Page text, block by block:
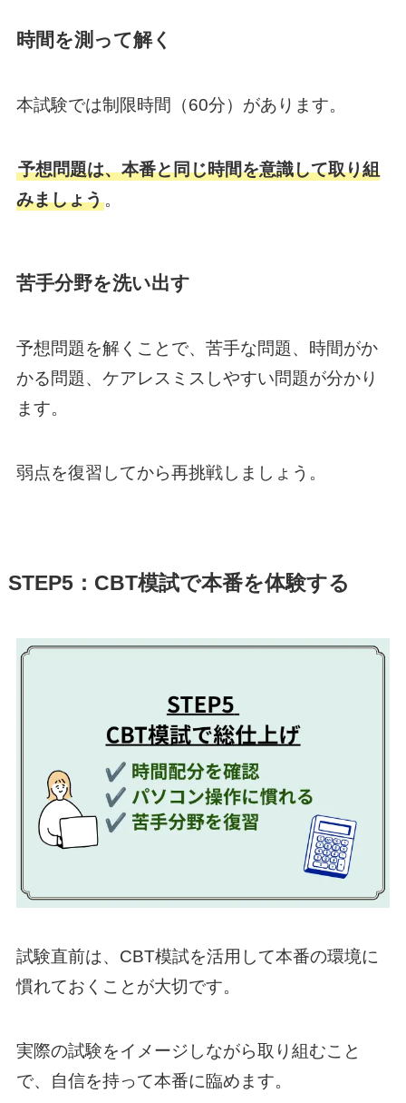
時間を測って解く
本試験では制限時間（60分）があります。
予想問題は、本番と同じ時間を意識して取り組
みましょう。
苦手分野を洗い出す
予想問題を解くことで、苦手な問題、時間がか
かる問題、ケアレスミスしやすい問題が分かり
ます。
弱点を復習してから再挑戦しましょう。
STEP5：CBT模試で本番を体験する
試験直前は、CBT模試を活用して本番の環境に
慣れておくことが大切です。
実際の試験をイメージしながら取り組むこと
で、自信を持って本番に臨めます。